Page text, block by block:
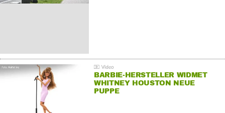
BARBIE-HERSTELLER WIDMET
WHITNEY HOUSTON NEUE
PUPPE